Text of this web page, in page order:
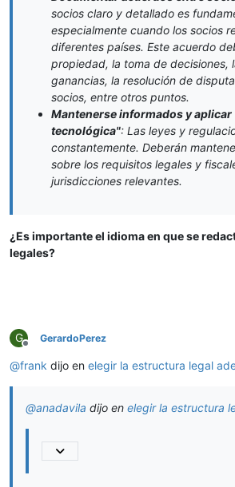
socios claro y detallado es
especialmente cuando los socios
diferentes países. Este acuerdo
propiedad, la toma de decisiones,
ganancias, la resolución de
socios, entre otros puntos.
Mantenerse informados y
tecnológica": Las leyes y
constantemente. Deberán
sobre los requisitos legales y
jurisdicciones relevantes.
¿Es importante el idioma en que se
legales?
G
Desconectado
GerardoPerez
@frank dijo en elegir la estructura legal
@anadavila dijo en elegir la estructura